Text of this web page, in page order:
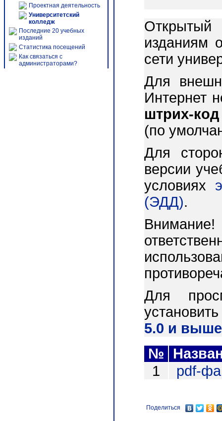
Проектная деятельность
Университетский
колледж
Последние 20 учебных
изданий
Статистика посещений
Как связаться с
администраторами?
Открытый
изданиям
сети
Для
Интернет
штрих-код
(по
Для
версии
условиях
(ЭДД).
Для
5.0 и
№
1
pdf-
Поделиться